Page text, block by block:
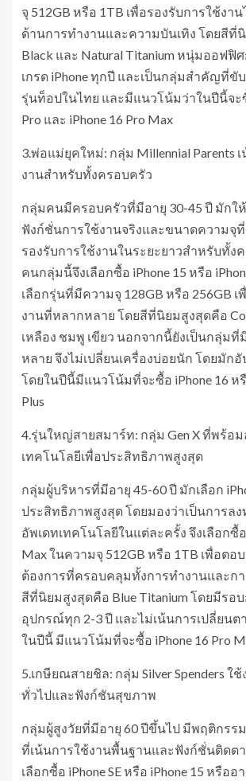
จุ 512GB หรือ 1TB เพื่อรองรับการใช้งา
ด้านการทำงานและความบันเทิง โดยสีที่
Black และ Natural Titanium หนุ่มออฟ
เกรด iPhone ทุกปี และเป็นกลุ่มสำคัญที่ขั
รุ่นท็อปในไทย และมีแนวโน้มว่าในปีนี้จะ
Pro และ iPhone 16 Pro Max
3.พ่อแม่ยุคใหม่: กลุ่ม Millennial Parents
งานสำหรับทั้งครอบครัว
กลุ่มคนมีครอบครัวที่มีอายุ 30-45 ปี มัก
ฟังก์ชั่นการใช้งานจริงและขนาดความจุที่
รองรับการใช้งานในระยะยาวสำหรับทั้ง
คนกลุ่มนี้จึงเลือกซื้อ iPhone 15 หรือ
เลือกรุ่นที่มีความจุ 128GB หรือ 256GB เ
งานที่หลากหลาย โดยสีที่นิยมสูงสุดคือ
เหลือง ชมพู เขียว นอกจากนี้ยังเป็นกลุ่มที่
หลาย จึงไม่เปลี่ยนเครื่องบ่อยนัก โดยมักอั
โดยในปีนี้มีแนวโน้มที่จะซื้อ iPhone 16 หรื
Plus
4.รุ่นใหญ่สายสมาร์ท: กลุ่ม Gen X ที่พร้อ
เทคโนโลยีเพื่อประสิทธิภาพสูงสุด
กลุ่มผู้บริหารที่มีอายุ 45-60 ปี มักเลือก
ประสิทธิภาพสูงสุด โดยมองว่าเป็นการลง
อัพเดทเทคโนโลยีในแต่ละครั้ง จึงเลือกซื้อ
Max ในความจุ 512GB หรือ 1TB เพื่อตอ
ต้องการที่ครอบคลุมทั้งการทำงานและก
สีที่นิยมสูงสุดคือ Blue Titanium โดยมีรอ
อุปกรณ์ทุก 2-3 ปี และไม่เน้นการเปลี่ยนต
ในปีนี้ มีแนวโน้มที่จะซื้อ iPhone 16 Pro
5.เกษียณสายชิล: กลุ่ม Silver Spenders ใ
ทั่วไปและฟังก์ชันสุขภาพ
กลุ่มผู้สูงวัยที่มีอายุ 60 ปีขึ้นไป มีพฤติกรรม
ที่เน้นการใช้งานพื้นฐานและฟังก์ชั่นติด
เลือกซื้อ iPhone SE หรือ iPhone 15 หรือ